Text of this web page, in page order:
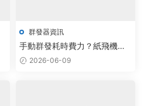
群發器資訊
手動群發耗時費力？紙飛機群
發機器人采購引爆智能調度新
2026-06-09